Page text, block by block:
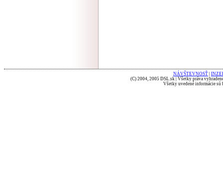
NÁVŠTEVNOSŤ
(C) 2004, 2005 DSL.sk | Všetky práva
Všetky uvedené informácie sú